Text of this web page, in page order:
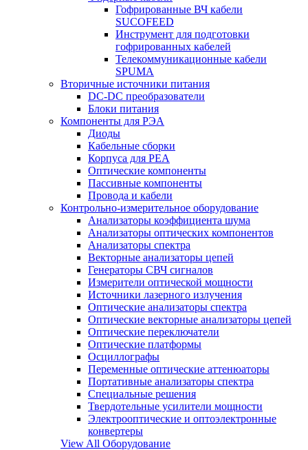
Гофрированные ВЧ кабели
SUCOFEED
Инструмент для подготовки
гофрированных кабелей
Телекоммуникационные кабели
SPUMA
Вторичные источники питания
DC-DC преобразователи
Блоки питания
Компоненты для РЭА
Диоды
Кабельные сборки
Корпуса для РЕА
Оптические компоненты
Пассивные компоненты
Провода и кабели
Контрольно-измерительное оборудование
Анализаторы коэффициента шума
Анализаторы оптических компонентов
Анализаторы спектра
Векторные анализаторы цепей
Генераторы СВЧ сигналов
Измерители оптической мощности
Источники лазерного излучения
Оптические анализаторы спектра
Оптические векторные анализаторы цепей
Оптические переключатели
Оптические платформы
Осциллографы
Переменные оптические аттенюаторы
Портативные анализаторы спектра
Специальные решения
Твердотельные усилители мощности
Электрооптические и оптоэлектронные
конвертеры
View All Оборудование